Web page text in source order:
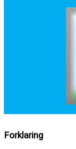
Forklaring